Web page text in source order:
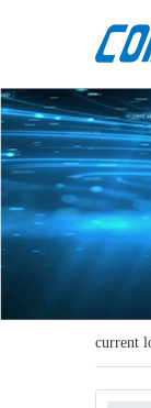
current